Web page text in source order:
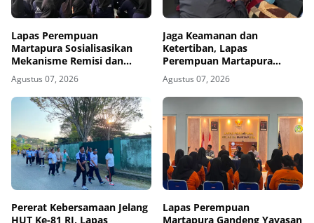
Lapas Perempuan
Martapura Sosialisasikan
Mekanisme Remisi dan
Integrasi kepada Warga
Binaan
Agustus 07, 2026
Jaga Keamanan dan
Ketertiban, Lapas
Perempuan Martapura
Intensifkan Razia di Blok
Maximum Security
Agustus 07, 2026
Pererat Kebersamaan Jelang
HUT Ke-81 RI, Lapas
Lapas Perempuan
Martapura Gandeng Yayasan